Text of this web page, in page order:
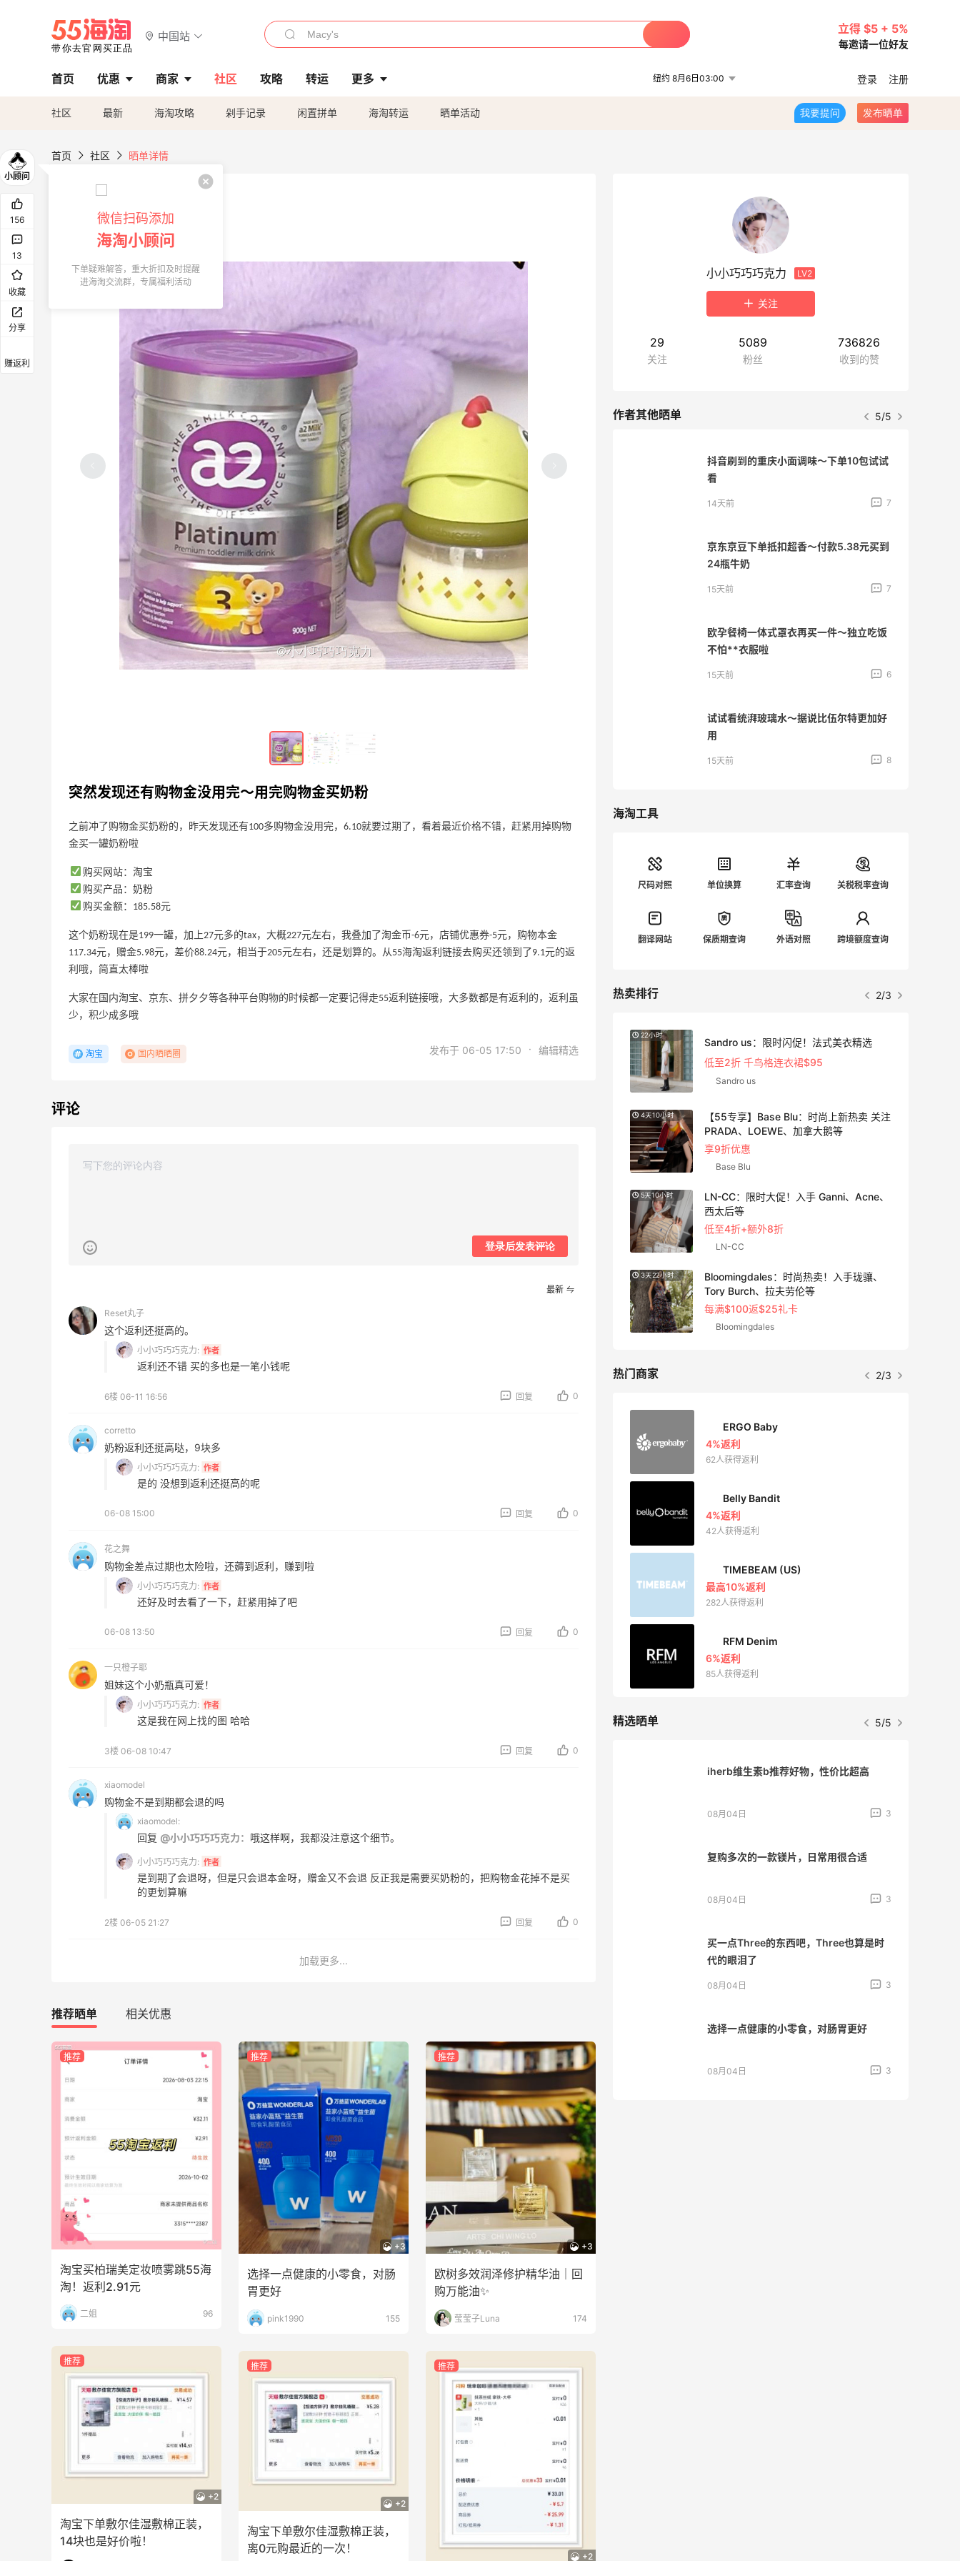
中国站
立得 $5 + 5%
每邀请一位好友
首页 优惠 商家 社区 攻略 转运 更多 纽约 8月6日03:00 登录 注册
社区 最新 海淘攻略 剁手记录 闲置拼单 海淘转运 晒单活动 我要提问 发布晒单
首页 社区 晒单详情
突然发现还有购物金没用完～用完购物金买奶粉
之前冲了购物金买奶粉的，昨天发现还有100多购物金没用完，6.10就要过期了，看着最近价格不错，赶紧用掉购物
金买一罐奶粉啦
购买网站：淘宝
购买产品：奶粉
购买金额：185.58元
这个奶粉现在是199一罐，加上27元多的tax，大概227元左右，我叠加了淘金币-6元，店铺优惠券-5元，购物本金
117.34元，赠金5.98元，差价88.24元，相当于205元左右，还是划算的。从55海淘返利链接去购买还领到了9.1元的返
利哦，简直太棒啦
大家在国内淘宝、京东、拼夕夕等各种平台购物的时候都一定要记得走55返利链接哦，大多数都是有返利的，返利虽
少，积少成多哦
淘宝 国内晒晒圈 发布于 06-05 17:50 · 编辑精选
评论
登录后发表评论
最新
Reset丸子
这个返利还挺高的。
小小巧巧巧克力: 作者
返利还不错 买的多也是一笔小钱呢
6楼 06-11 16:56 回复 0
corretto
奶粉返利还挺高哒，9块多
小小巧巧巧克力: 作者
是的 没想到返利还挺高的呢
06-08 15:00 回复 0
花之舞
购物金差点过期也太险啦，还薅到返利，赚到啦
小小巧巧巧克力: 作者
还好及时去看了一下，赶紧用掉了吧
06-08 13:50 回复 0
一只橙子耶
姐妹这个小奶瓶真可爱！
小小巧巧巧克力: 作者
这是我在网上找的图 哈哈
3楼 06-08 10:47 回复 0
xiaomodel
购物金不是到期都会退的吗
xiaomodel:
回复 @小小巧巧巧克力： 哦这样啊，我都没注意这个细节。
小小巧巧巧克力: 作者
是到期了会退呀，但是只会退本金呀，赠金又不会退 反正我是需要买奶粉的，把购物金花掉不是买
的更划算嘛
2楼 06-05 21:27 回复 0
加载更多...
推荐晒单 相关优惠
推荐
淘宝买柏瑞美定妆喷雾跳55海
淘！返利2.91元
二姐 96
推荐
+2
淘宝下单敷尔佳湿敷棉正装，
14块也是好价啦！
推荐
+3
选择一点健康的小零食，对肠
胃更好
pink1990 155
推荐
+2
淘宝下单敷尔佳湿敷棉正装，
离0元购最近的一次！
推荐
+3
欧树多效润泽修护精华油｜回
购万能油✨
莹莹子Luna 174
推荐
+2
小小巧巧巧克力 LV2
关注
29
关注
5089
粉丝
736826
收到的赞
作者其他晒单 5/5
抖音买的攸县香干不错哦～确实QQ软软
7
抖音刷到好可爱的小裙子～忍不住又买一
件裙子
9天前 6
淘宝的羊毛可真难薅～佰草集、自然堂、
理肤泉面膜下车
5
护肤品薅羊毛也很快乐～防-晒霜、面
膜、眼霜、唇釉应有尽有
京东买布班迪婴儿游泳拉拉裤～夏天就要
愉快玩水
14天前
又来分享最近薅羊毛的成果啦，大促过后
感觉账号越来越黑了，淘宝秒杀啥的都不
送红包了，羊毛越变少啦 ⛳️京东：0.03元
抖音刷到的重庆小面调味～下单10包试试
看
14天前 7
京东京豆下单抵扣超香～付款5.38元买到
24瓶牛奶
15天前 7
欧孕餐椅一体式罩衣再买一件～独立吃饭
不怕**衣服啦
15天前 6
试试看统湃玻璃水～据说比伍尔特更加好
用
15天前 8
海淘工具
尺码对照 单位换算 汇率查询 关税税率查询
翻译网站 保质期查询 外语对照 跨境额度查询
热卖排行 2/3
健身补剂、护肤洗护等
5天16小时
Nugnes INT
每档门槛、折扣码及赠品一览
Sephora
衣、金属银跆拳道鞋等
Maje US：限时闪促！入手明星同款服饰
22小时
Sandro us：限时闪促！法式美衣精选
低至2折 千鸟格连衣裙$95
Sandro us
4天10小时
【55专享】Base Blu：时尚上新热卖 关注
PRADA、LOEWE、加拿大鹅等
享9折优惠
Base Blu
5天10小时
LN-CC：限时大促！入手 Ganni、Acne、
西太后等
低至4折+额外8折
LN-CC
3天22小时
Bloomingdales：时尚热卖！入手珑骧、
Tory Burch、拉夫劳伦等
每满$100返$25礼卡
Bloomingdales
热门商家 2/3
Private Internet Access VPN
最高70%返利
185人获得返利
6%返利
ERGO Baby
4%返利
62人获得返利
Belly Bandit
4%返利
42人获得返利
TIMEBEAM (US)
最高10%返利
282人获得返利
RFM Denim
6%返利
85人获得返利
精选晒单 5/5
在线等！
08月05日
淘宝买柏瑞美定妆喷雾跳55海淘！返利
2.91元
08月05日
海淘折扣预测！
2026海淘折扣预测！
08月04日 1
iherb维生素b推荐好物，性价比超高
08月04日 3
复购多次的一款镁片，日常用很合适
08月04日 3
买一点Three的东西吧，Three也算是时
代的眼泪了
08月04日 3
选择一点健康的小零食，对肠胃更好
08月04日 3
156
13
收藏
分享
赚返利
微信扫码添加
海淘小顾问
下单疑难解答，重大折扣及时提醒
进海淘交流群，专属福利活动